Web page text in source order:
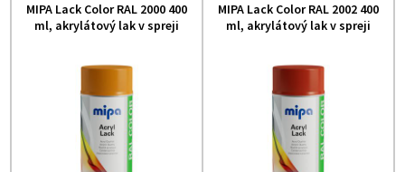
MIPA Lack Color RAL 2000 400
ml, akrylátový lak v spreji
MIPA Lack Color RAL 2002 400
ml, akrylátový lak v spreji